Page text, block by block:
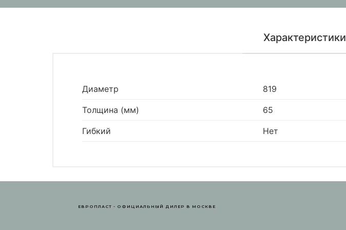
Характеристики
Диаметр 819
Толщина (мм) 65
Гибкий Нет
ЕВРОПЛАСТ - ОФИЦИАЛЬНЫЙ ДИЛЕР В МОСКВЕ